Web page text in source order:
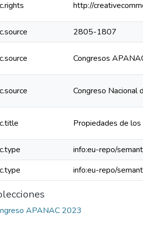
http://
2805-1807
Congresos
Congreso Nacional
Propiedades de
info:eu-repo/
info:eu-repo/
APANAC 2023